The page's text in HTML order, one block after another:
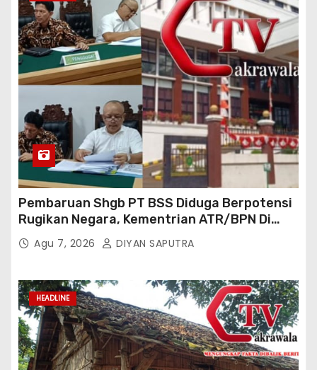
Pembaruan Shgb PT BSS Diduga Berpotensi
Rugikan Negara, Kementrian ATR/BPN Di
Gugat Di PTUN Jakarta
Agu 7, 2026 DIYAN SAPUTRA
HEADLINE